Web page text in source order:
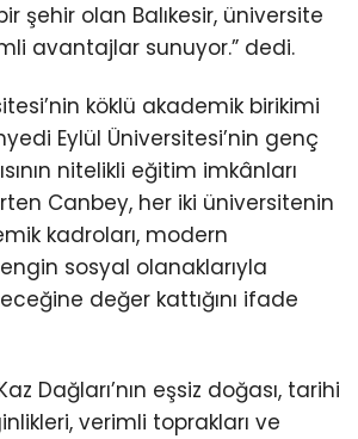
şehir olan Balıkesir, üniversite
avantajlar sunuyor.” dedi.
köklü akademik birikimi
Eylül Üniversitesi’nin genç
nitelikli eğitim imkânları
Canbey, her iki üniversitenin
kadroları, modern
sosyal olanaklarıyla
değer kattığını ifade
Dağları’nın eşsiz doğası, tarihi
verimli toprakları ve